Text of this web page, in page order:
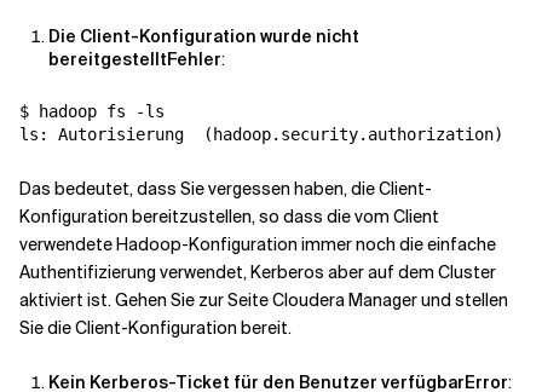
Die Client-Konfiguration wurde nicht
bereitgestelltFehler:
$ hadoop fs -ls
ls: Autorisierung
( hadoop.security.authorization)
Das bedeutet, dass Sie vergessen haben, die Client-
Konfiguration bereitzustellen, so dass die vom Client
verwendete Hadoop-Konfiguration immer noch die einfache
Authentifizierung verwendet, Kerberos aber auf dem Cluster
aktiviert ist. Gehen Sie zur Seite Cloudera Manager und stellen
Sie die Client-Konfiguration bereit.
Kein Kerberos-Ticket für den Benutzer verfügbarError: